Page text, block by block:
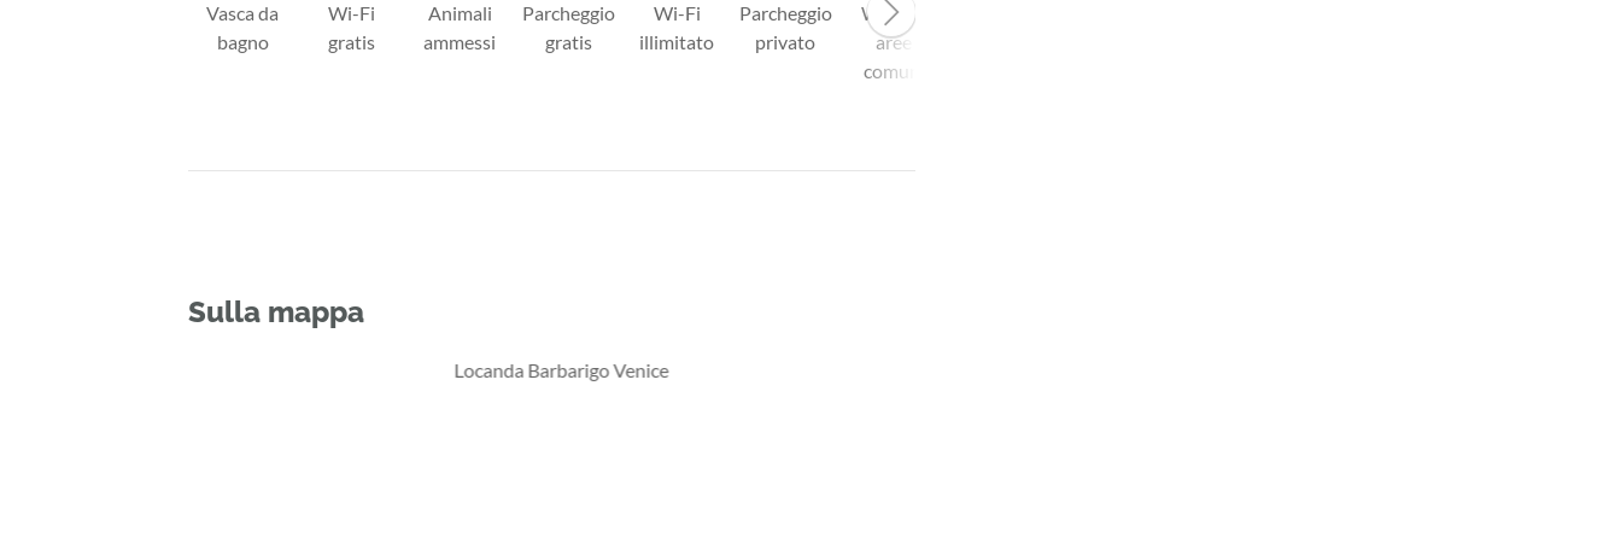
Vasca da
bagno
Wi-Fi
gratis
Animali
ammessi
Parcheggio
gratis
Wi-Fi
illimitato
Parcheggio
privato
Wi-Fi in
aree
comuni
Sulla mappa